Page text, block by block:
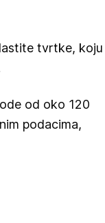
tvrtke, koju
od oko 120
podacima,